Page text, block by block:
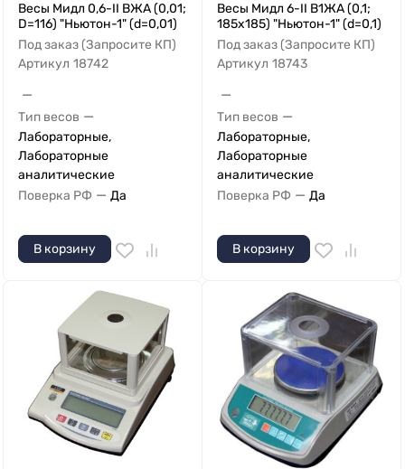
Весы Мидл 0,6-II ВЖА (0,01;
D=116) "Ньютон-1" (d=0,01)
Под заказ (Запросите КП)
Артикул 18742
—
Тип весов —
Лабораторные,
Лабораторные
аналитические
Поверка РФ — Да
В корзину
Весы Мидл 6-II В1ЖА (0,1;
185x185) "Ньютон-1" (d=0,1)
Под заказ (Запросите КП)
Артикул 18743
—
Тип весов —
Лабораторные,
Лабораторные
аналитические
Поверка РФ — Да
В корзину